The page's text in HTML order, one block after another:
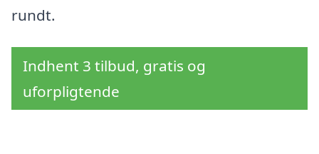
rundt.
Indhent 3 tilbud, gratis og
uforpligtende